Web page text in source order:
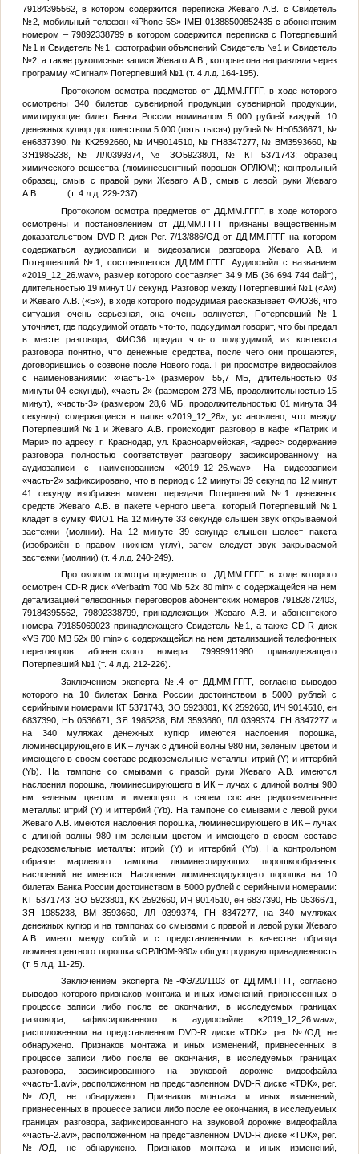
79184395562, в котором содержится переписка Жеваго А.В. сСвидетель
№2 , мобильный телефон «iPhone 5S» IMEI 01388500852435 с абонентским
номером – 79892338799 в котором содержится переписка с
Потерпевший
№1 и Свидетель №1 , фотографии объяснений Свидетель №1 иСвидетель
№2 , а также рукописные записи Жеваго А.В., которые она направляла через
программу «Сигнал» Потерпевший №1 (т. 4 л.д. 164-195).
Протоколом осмотра предметов от ДД.ММ.ГГГГ, в ходе которого
осмотрены 340 билетов сувенирной продукции сувенирной продукции,
имитирующие билет Банка России номиналом 5 000 рублей каждый; 10
денежных купюр достоинством 5 000 (пять тысяч) рублей № НЬ0536671, №
ен6837390, № КК2592660, № ИЧ9014510, № ГН8347277, № ВМ3593660, №
ЗЯ1985238, № ЛЛ0399374, № ЗО5923801, № КТ 5371743; образец
химического вещества (люминесцентный порошок ОРЛЮМ); контрольный
образец, смыв с правой руки Жеваго А.В., смыв с левой руки Жеваго
А.В. (т. 4 л.д. 229-237).
Протоколом осмотра предметов от ДД.ММ.ГГГГ, в ходе которого
осмотрены и постановлением от ДД.ММ.ГГГГ признаны вещественным
доказательством DVD-R диск Рег.-7/13/886/ОД от ДД.ММ.ГГГГ на котором
содержаться аудиозаписи и видеозаписи разговора Жеваго А.В. и
Потерпевший №1
, состоявшегося ДД.ММ.ГГГГ. Аудиофайл с названием
«2019_12_26.wav», размер которого составляет 34,9 МБ (36 694 744 байт),
длительностью 19 минут 07 секунд. Разговор междуПотерпевший №1 («А»)
и Жеваго А.В. («Б»), в ходе которого подсудимая рассказывает ФИО36, что
ситуация очень серьезная, она очень волнуется, Потерпевший №1
уточняет, где подсудимой отдать что-то, подсудимая говорит, что бы предал
в месте разговора,ФИО36 предал что-то подсудимой, из контекста
разговора понятно, что денежные средства, после чего они прощаются,
договорившись о созвоне после Нового года. При просмотре видеофайлов
с наименованиями: «часть-1» (размером 55,7 МБ, длительностью 03
минуты 04 секунды), «часть-2» (размером 273 МБ, продолжительностью 15
минут), «часть-3» (размером 28,6 МБ, продолжительностью 01 минута 34
секунды) содержащиеся в папке «2019_12_26», установлено, что между
Потерпевший №1 и Жеваго А.В. происходит разговор в кафе «Патрик и
Мари» по адресу: г. Краснодар, ул. Красноармейская, <адрес>содержание
разговора полностью соответствует разговору зафиксированному на
аудиозаписи с наименованием «2019_12_26.wav». На видеозаписи
«часть-2» зафиксировано, что в период с 12 минуты 39 секунд по 12 минут
41 секунду изображен момент передачи Потерпевший №1
денежных
средств Жеваго А.В. в пакете черного цвета, которыйПотерпевший №1
кладет в сумку ФИО1 На 12 минуте 33 секунде слышен звук открываемой
застежки (молнии). На 12 минуте 39 секунде слышен шелест пакета
(изображён в правом нижнем углу), затем следует звук закрываемой
застежки (молнии) (т. 4 л.д. 240-249).
Протоколом осмотра предметов от ДД.ММ.ГГГГ, в ходе которого
осмотрен CD-R диск «Verbatim 700 Mb 52х 80 min» с содержащейся на нем
детализацией телефонных переговоров абонентских номеров 79182872403,
79184395562, 79892338799, принадлежащих Жеваго А.В. и абонентского
номера 79185069023 принадлежащегоСвидетель №1
, а также CD-R диск
«VS 700 MB 52х 80 min» с содержащейся на нем детализацией телефонных
переговоров абонентского номера 79999911980 принадлежащего
Потерпевший №1 (т. 4 л.д. 212-226).
Заключением эксперта № .4 от ДД.ММ.ГГГГ, согласно выводов
которого на 10 билетах Банка России достоинством в 5000 рублей с
серийными номерами КТ 5371743, ЗО 5923801, КК 2592660, ИЧ 9014510, ен
6837390, НЬ 0536671, ЗЯ 1985238, ВМ 3593660, ЛЛ 0399374, ГН 8347277 и
на 340 муляжах денежных купюр имеются наслоения порошка,
люминесцирующего в ИК – лучах с длиной волны 980 нм, зеленым цветом и
имеющего в своем составе редкоземельные металлы: итрий (Y) и иттербий
(Yb). На тампоне со смывами с правой руки Жеваго А.В. имеются
наслоения порошка, люминесцирующего в ИК – лучах с длиной волны 980
нм зеленым цветом и имеющего в своем составе редкоземельные
металлы: итрий (Y) и иттербий (Yb). На тампоне со смывами с левой руки
Жеваго А.В. имеются наслоения порошка, люминесцирующего в ИК – лучах
с длиной волны 980 нм зеленым цветом и имеющего в своем составе
редкоземельные металлы: итрий (Y) и иттербий (Yb). На контрольном
образце марлевого тампона люминесцирующих порошкообразных
наслоений не имеется. Наслоения люминесцирующего порошка на 10
билетах Банка России достоинством в 5000 рублей с серийными номерами:
КТ 5371743, ЗО 5923801, КК 2592660, ИЧ 9014510, ен 6837390, НЬ 0536671,
ЗЯ 1985238, ВМ 3593660, ЛЛ 0399374, ГН 8347277, на 340 муляжах
денежных купюр и на тампонах со смывами с правой и левой руки Жеваго
А.В. имеют между собой и с представленными в качестве образца
люминесцентного порошка «ОРЛЮМ-980» общую родовую принадлежность
(т. 5 л.д. 11-25).
Заключением эксперта № -ФЭ/20/1103 от ДД.ММ.ГГГГ, согласно
выводов которого признаков монтажа и иных изменений, привнесенных в
процессе записи либо после ее окончания, в исследуемых границах
разговора, зафиксированного в аудиофайле «2019_12_26.wav»,
расположенном на представленном DVD-R диске «TDK», рег. №/ОД, не
обнаружено. Признаков монтажа и иных изменений, привнесенных в
процессе записи либо после ее окончания, в исследуемых границах
разговора, зафиксированного на звуковой дорожке видеофайла
«часть-1.avi», расположенном на представленном DVD-R диске «TDK», рег.
№/ОД, не обнаружено. Признаков монтажа и иных изменений,
привнесенных в процессе записи либо после ее окончания, в исследуемых
границах разговора, зафиксированного на звуковой дорожке видеофайла
«часть-2.avi», расположенном на представленном DVD-R диске «TDK», рег.
№/ОД, не обнаружено. Признаков монтажа и иных изменений,